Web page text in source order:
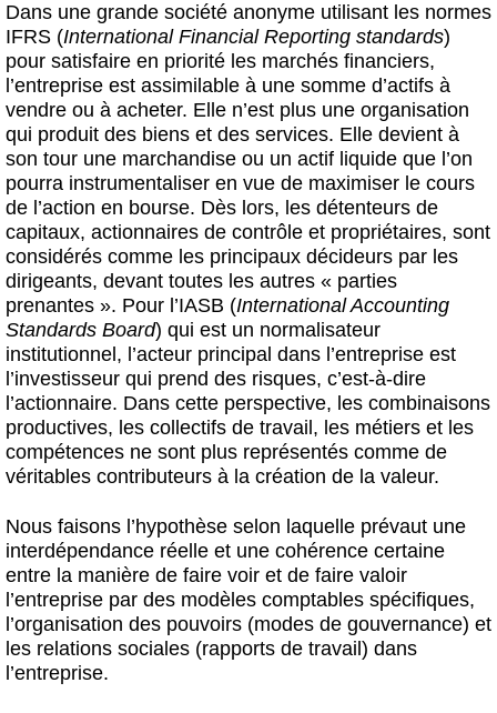
Dans une grande société anonyme utilisant les normes
IFRS (International Financial Reporting standards)
pour satisfaire en priorité les marchés financiers,
l’entreprise est assimilable à une somme d’actifs à
vendre ou à acheter. Elle n’est plus une organisation
qui produit des biens et des services. Elle devient à
son tour une marchandise ou un actif liquide que l’on
pourra instrumentaliser en vue de maximiser le cours
de l’action en bourse. Dès lors, les détenteurs de
capitaux, actionnaires de contrôle et propriétaires, sont
considérés comme les principaux décideurs par les
dirigeants, devant toutes les autres « parties
prenantes ». Pour l’IASB (International Accounting
Standards Board) qui est un normalisateur
institutionnel, l’acteur principal dans l’entreprise est
l’investisseur qui prend des risques, c’est-à-dire
l’actionnaire. Dans cette perspective, les combinaisons
productives, les collectifs de travail, les métiers et les
compétences ne sont plus représentés comme de
véritables contributeurs à la création de la valeur.
Nous faisons l’hypothèse selon laquelle prévaut une
interdépendance réelle et une cohérence certaine
entre la manière de faire voir et de faire valoir
l’entreprise par des modèles comptables spécifiques,
l’organisation des pouvoirs (modes de gouvernance) et
les relations sociales (rapports de travail) dans
l’entreprise.